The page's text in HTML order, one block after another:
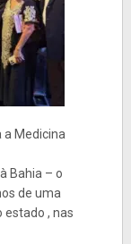
a Medicina
Bahia – o
de uma
estado , nas